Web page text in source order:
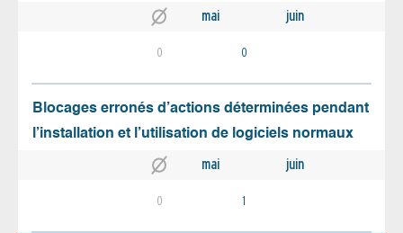
mai juin
0 0
Blocages erronés d’actions déterminées pendant
l’installation et l’utilisation de logiciels normaux
mai juin
0 1